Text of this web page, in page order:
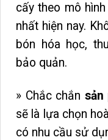
cấy theo mô
nhất hiện nay.
bón hóa học,
bảo quản.
» Chắc chắn sản
sẽ là lựa chọn
có nhu cầu sử